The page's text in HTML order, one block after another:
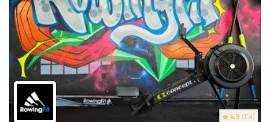
4.9 (114)